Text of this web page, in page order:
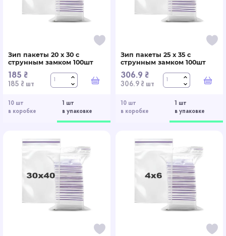
10 шт
в коробке
1 шт
в упаковке
Зип пакеты 20 x 30 с
струнным замком 100шт
185 ₴
185 ₴ шт В корзину
10 шт
в коробке
1 шт
в упаковке
Зип пакеты 25 x 35 с
струнным замком 100шт
306.9 ₴
306.9 ₴ шт В